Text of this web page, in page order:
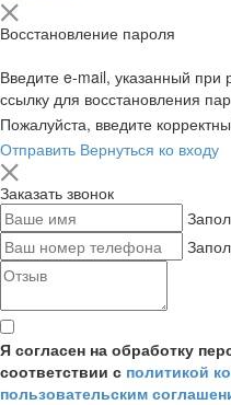
Восстановление пароля
Введите e-mail, указанный
ссылку для восстановления
Пожалуйста, введите
Отправить Вернуться ко входу
Заказать звонок
Я согласен на обработку
соответствии с политикой
пользовательским